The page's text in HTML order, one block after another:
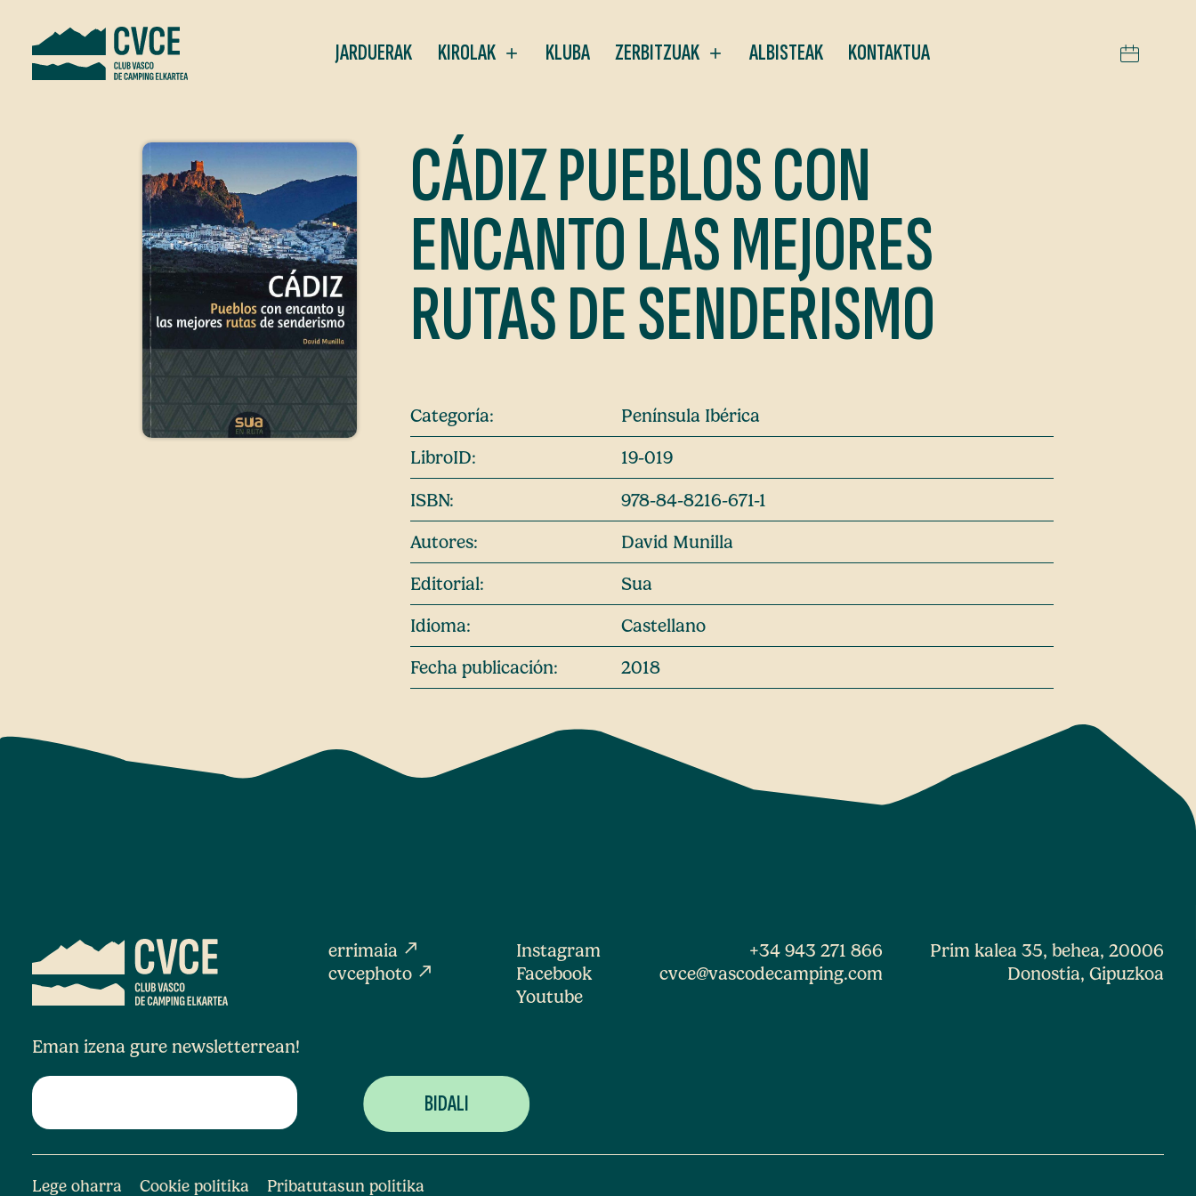
JARDUERAK KIROLAK KLUBA ZERBITZUAK ALBISTEAK KONTAKTUA
CÁDIZ PUEBLOS CON
ENCANTO LAS MEJORES
RUTAS DE SENDERISMO
Categoría:
Península Ibérica
LibroID:
19-019
ISBN:
978-84-8216-671-1
Autores:
David Munilla
Editorial:
Sua
Idioma:
Castellano
Fecha publicación:
2018
errimaia north_east
cvcephoto north_east
Instagram
Facebook
Youtube
+34 943 271 866
cvce@vascodecamping.com
Prim kalea 35, behea, 20006
Donostia, Gipuzkoa
Eman izena gure newsletterrean!
Lege oharra Cookie politika Pribatutasun politika